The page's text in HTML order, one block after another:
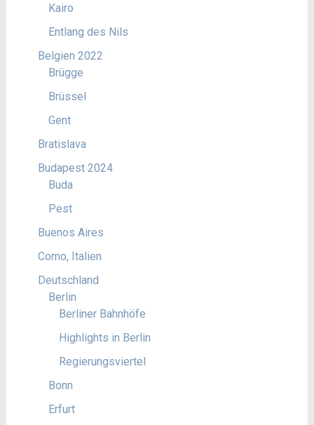
Kairo
Entlang des Nils
Belgien 2022
Brügge
Brüssel
Gent
Bratislava
Budapest 2024
Buda
Pest
Buenos Aires
Como, Italien
Deutschland
Berlin
Berliner Bahnhöfe
Highlights in Berlin
Regierungsviertel
Bonn
Erfurt